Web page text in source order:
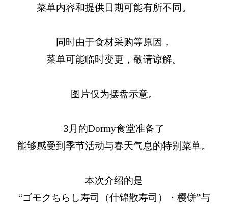
菜单内容和提供日期可能有所不同。
同时由于食材采购等原因，
菜单可能临时变更，敬请谅解。
图片仅为摆盘示意。
3月的Dormy食堂准备了
能够感受到季节活动与春天气息的特别菜单。
本次介绍的是
“ゴモクちらし寿司（什锦散寿司）・樱饼”与